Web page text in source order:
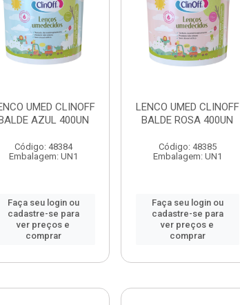
UMED CLINOFF
AZUL 400UN
Código: 48384
Embalagem: UN1
Faça seu login ou
cadastre-se para
ver preços e
comprar
LENCO UMED CLINOFF
BALDE ROSA 400UN
Código: 48385
Embalagem: UN1
Faça seu login ou
cadastre-se para
ver preços e
comprar